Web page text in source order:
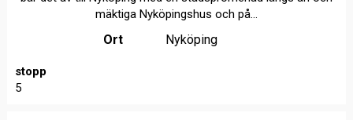
mäktiga Nyköpingshus och på...
Ort Nyköping
stopp
5